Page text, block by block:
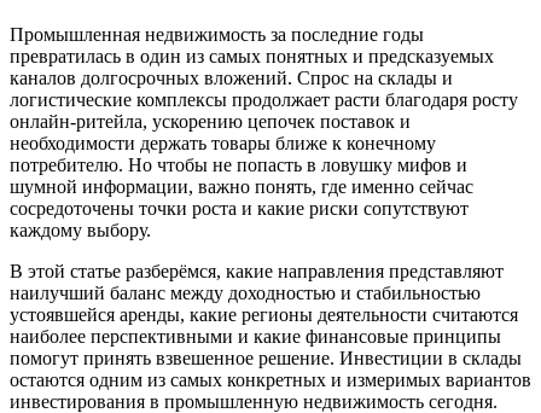
Промышленная недвижимость за последние годы
превратилась в один из самых понятных и предсказуемых
каналов долгосрочных вложений. Спрос на склады и
логистические комплексы продолжает расти благодаря росту
онлайн-ритейла, ускорению цепочек поставок и
необходимости держать товары ближе к конечному
потребителю. Но чтобы не попасть в ловушку мифов и
шумной информации, важно понять, где именно сейчас
сосредоточены точки роста и какие риски сопутствуют
каждому выбору.
В этой статье разберёмся, какие направления представляют
наилучший баланс между доходностью и стабильностью
устоявшейся аренды, какие регионы деятельности считаются
наиболее перспективными и какие финансовые принципы
помогут принять взвешенное решение. Инвестиции в склады
остаются одним из самых конкретных и измеримых вариантов
инвестирования в промышленную недвижимость сегодня.